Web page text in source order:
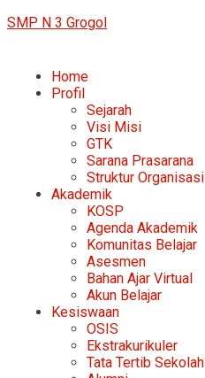
SMP N 3 Grogol
Home
Profil
Sejarah
Visi Misi
GTK
Sarana Prasarana
Struktur Organisasi
Akademik
KOSP
Agenda Akademik
Komunitas Belajar
Asesmen
Bahan Ajar Virtual
Akun Belajar
Kesiswaan
OSIS
Ekstrakurikuler
Tata Tertib Sekolah